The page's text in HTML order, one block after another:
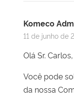
Komeco
11 de junho de
Olá Sr.
Você pode
da nossa